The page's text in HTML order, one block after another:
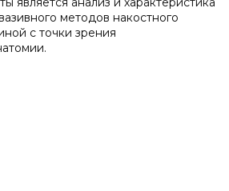
методов накостного
с точки зрения